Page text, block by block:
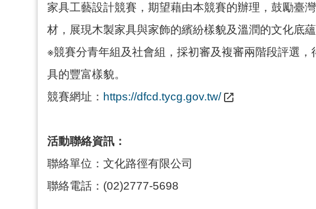
家具工藝設計競賽，期望藉由本競賽的辦理，鼓勵臺
材，展現木製家具與家飾的繽紛樣貌及溫潤的文化底
※競賽分青年組及社會組，採初審及複審兩階段評選
具的豐富樣貌。
競賽網址： https://dfcd.tycg.gov.tw/
活動聯絡資訊：
聯絡單位：文化路徑有限公司
聯絡電話：(02)2777-5698